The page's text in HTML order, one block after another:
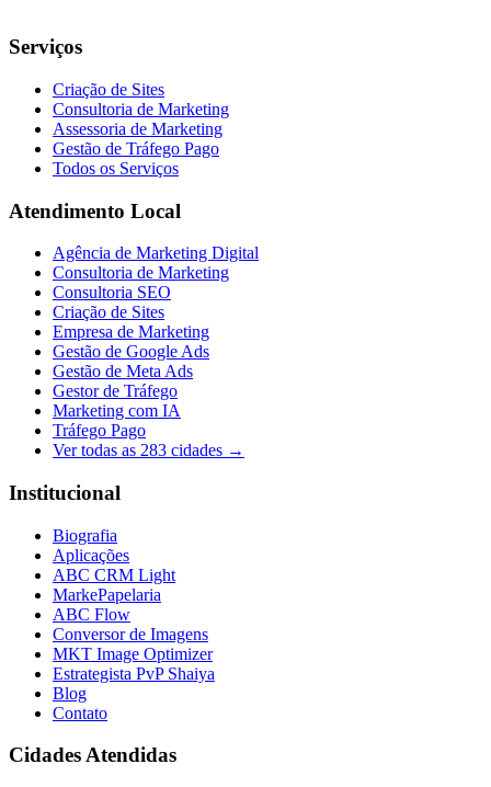
Serviços
Criação de Sites
Consultoria de Marketing
Assessoria de Marketing
Gestão de Tráfego Pago
Todos os Serviços
Atendimento Local
Agência de Marketing Digital
Consultoria de Marketing
Consultoria SEO
Criação de Sites
Empresa de Marketing
Gestão de Google Ads
Gestão de Meta Ads
Gestor de Tráfego
Marketing com IA
Tráfego Pago
Ver todas as 283 cidades →
Institucional
Biografia
Aplicações
ABC CRM Light
MarkePapelaria
ABC Flow
Conversor de Imagens
MKT Image Optimizer
Estrategista PvP Shaiya
Blog
Contato
Cidades Atendidas